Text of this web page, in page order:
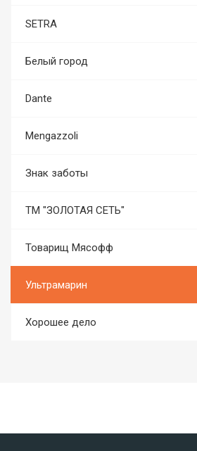
SETRA
Белый город
Dante
Mengazzoli
Знак заботы
ТМ "ЗОЛОТАЯ СЕТЬ"
Товарищ Мясофф
Ультрамарин
Хорошее дело